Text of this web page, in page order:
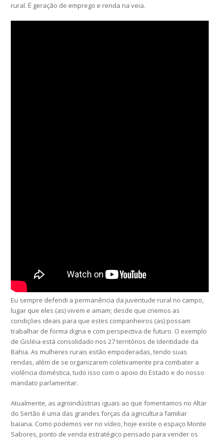
rural. É geração de emprego e renda na veia.
Eu sempre defendi a permanência da juventude rural no campo,
lugar que eles (as) vivem e amam; desde que criemos as
condições ideais para que estes companheiros (as) possam
trabalhar de forma digna e com perspectiva de futuro. O exemplo
de Gisléia está consolidado nos 27 territórios de Identidade da
Bahia. As mulheres rurais estão empoderadas, tendo suas
rendas, além de se organizarem coletivamente pra combater a
violência doméstica, tudo isso com o apoio do Estado e do nosso
mandato parlamentar.
Atualmente, as agroindústrias iguais ao que fomentamos no Altar
do Sertão é uma das grandes forças da agricultura familiar
baiana. Como podemos ver no vídeo, hoje existe o espaço Monte
Sabores, ponto de venda estratégico pensado para vender os